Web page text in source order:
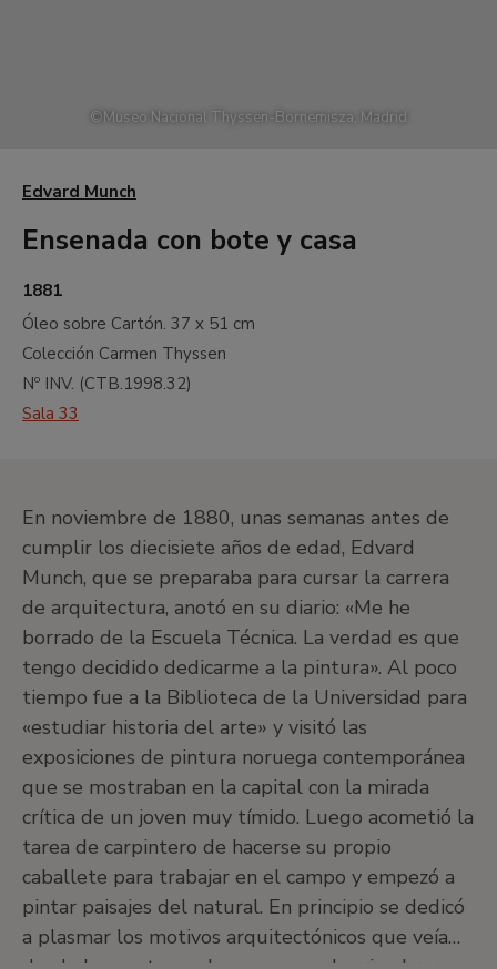
©Museo Nacional Thyssen-Bornemisza, Madrid
Edvard Munch
Ensenada con bote y casa
1881
Óleo sobre Cartón. 37 x 51 cm
Colección Carmen Thyssen
Nº INV. (CTB.1998.32)
Sala 33
En noviembre de 1880, unas semanas antes de
cumplir los diecisiete años de edad, Edvard
Munch, que se preparaba para cursar la carrera
de arquitectura, anotó en su diario: «Me he
borrado de la Escuela Técnica. La verdad es que
tengo decidido dedicarme a la pintura». Al poco
tiempo fue a la Biblioteca de la Universidad para
«estudiar historia del arte» y visitó las
exposiciones de pintura noruega contemporánea
que se mostraban en la capital con la mirada
crítica de un joven muy tímido. Luego acometió la
tarea de carpintero de hacerse su propio
caballete para trabajar en el campo y empezó a
pintar paisajes del natural. En principio se dedicó
a plasmar los motivos arquitectónicos que veía